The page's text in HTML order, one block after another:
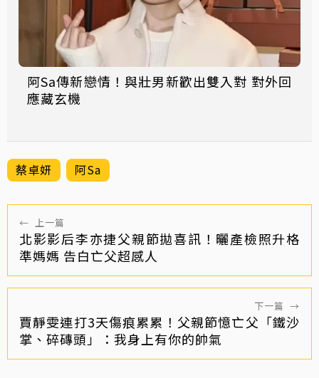
阿Sa傳新戀情！與壯男新歡出雙入對 對外回
應藏玄機
蔡卓妍 阿Sa
← 上一篇
北影影后李亦捷父親節拋喜訊！曬產檢照升格
準媽媽 告白亡父超感人
下一篇 →
賈靜雯連打3天傷痕累累！父親節憶亡父「鐵沙
掌、碎磚頭」：我身上有你的帥氣